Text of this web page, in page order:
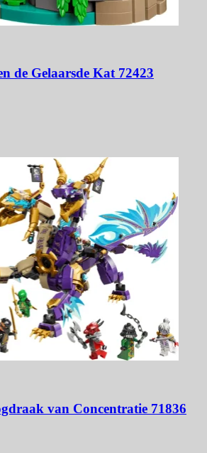
de Gelaarsde Kat 72423
van Concentratie 71836